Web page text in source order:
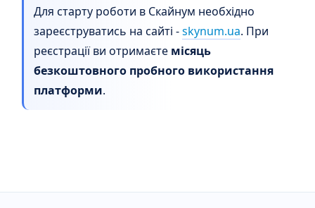
Для старту роботи в Скайнум необхідно
зареєструватись на сайті -skynum.ua. При
реєстрації ви отримаєте місяць
безкоштовного пробного використання
платформи.